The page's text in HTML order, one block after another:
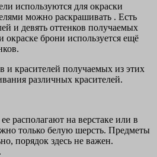
используются для окраски
можно раскрашивать . Есть
и девять оттенков получаемых
брони используется ещё
и красителей получаемых из этих
различных красителей.
располагают на верстаке или в
только белую шерсть. Предметы
порядок здесь не важен.